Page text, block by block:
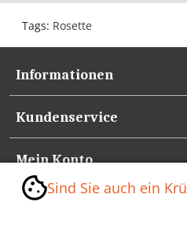
Tags: Rosette
Informationen
Kundenservice
Mein Konto
Referenzen
Sind Sie auch ein